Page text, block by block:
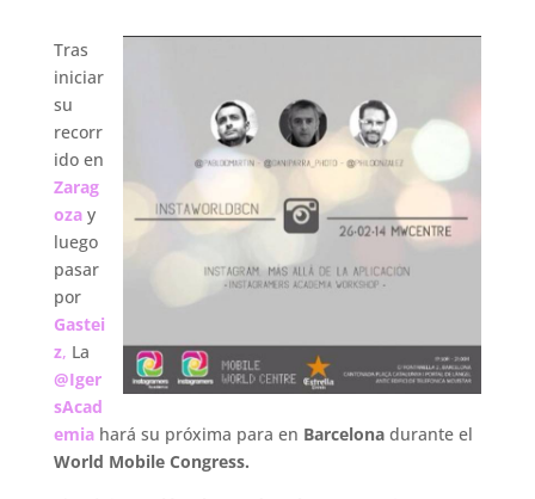
Tras
iniciar
su
recorr
ido en
Zarag
ozay
luego
pasar
por
Gastei
z, La
@Iger
sAcad
emiahará su próxima para en Barcelonadurante el
World Mobile Congress.